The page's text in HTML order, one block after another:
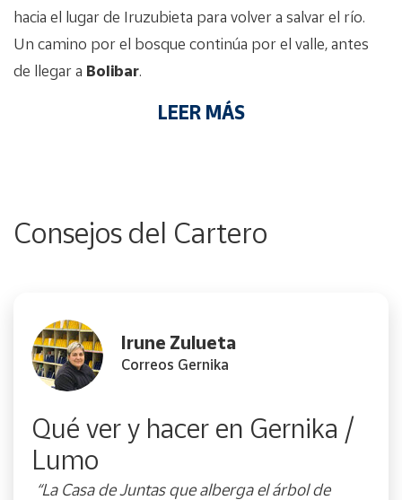
hacia el lugar de Iruzubieta para volver a salvar el río.
Un camino por el bosque continúa por el valle, antes
de llegar a Bolibar.
LEER MÁS
Consejos del Cartero
Qué ver y hacer en Gernika /
Lumo
Irune Zulueta
Correos Gernika
“La Casa de Juntas que alberga el árbol de